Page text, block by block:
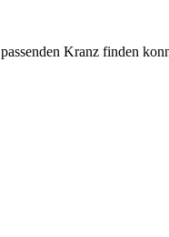
Kranz finden